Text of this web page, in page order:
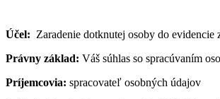
Účel: Zaradenie dotknutej osoby do
Právny základ: Váš súhlas so spracúvaním
Príjemcovia: spracovateľ osobných údajov